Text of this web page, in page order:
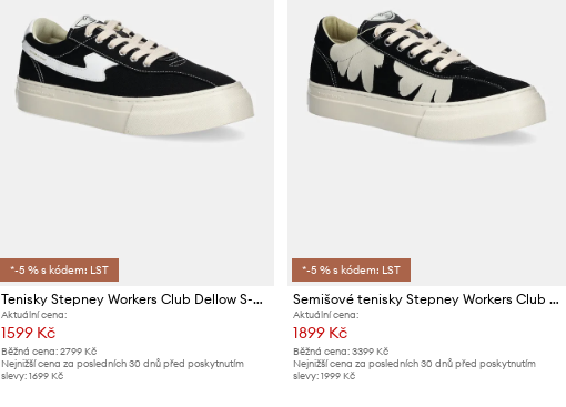
*-5 % s kódem: LST
Tenisky Stepney Workers Club Dellow S-Strike Cup Canvas
Aktuální cena:
1599 Kč
Běžná cena: 2799 Kč
Nejnižší cena za posledních 30 dnů před poskytnutím
slevy: 1699 Kč
*-5 % s kódem: LST
Semišové tenisky Stepney Workers Club Dellow Cup Shroomhands Suede
Aktuální cena:
1899 Kč
Běžná cena: 3399 Kč
Nejnižší cena za posledních 30 dnů před poskytnutím
slevy: 1999 Kč